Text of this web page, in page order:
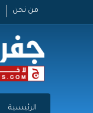
من نحن
الرئيسية